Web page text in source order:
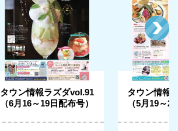
タウン情報ラズダvol.91
（6月16～19日配布号）
タウン情報
（5月19～